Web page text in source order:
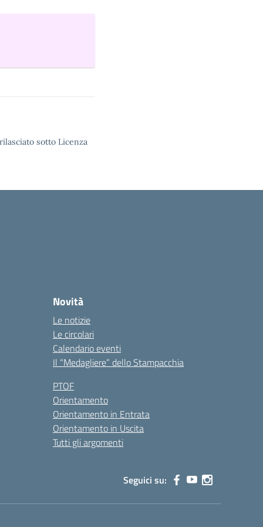
sotto Licenza
Novità
Le notizie
Le circolari
Calendario eventi
Il “Medagliere” dello Stampacchia
PTOF
Orientamento
Orientamento in Entrata
Orientamento in Uscita
Tutti gli argomenti
Seguici su: